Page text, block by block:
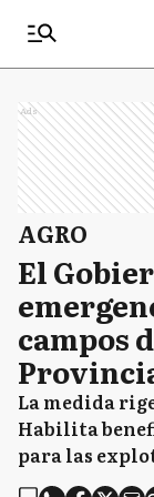
Ads
AGRO
El
campos
La medida
Habilita
para las